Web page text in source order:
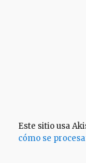
Este sitio usa
cómo se